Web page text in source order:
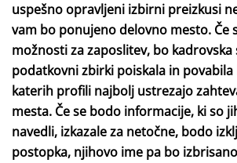
uspešno opravljeni izbirni preizkusi
vam bo ponujeno delovno mesto. Če
možnosti za zaposlitev, bo kadrovska
podatkovni zbirki poiskala in
katerih profili najbolj ustrezajo
mesta. Če se bodo informacije, ki so
navedli, izkazale za netočne, bodo
postopka, njihovo ime pa bo